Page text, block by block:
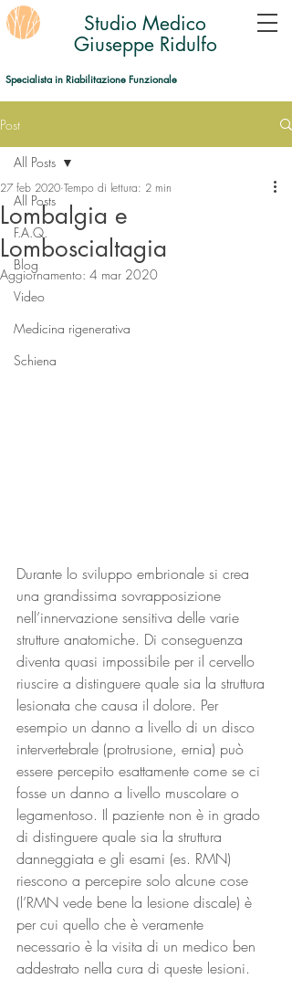
Specialista in Riabilitazione Funzionale
Studio Medico
Giuseppe Ridulfo
Post
All Posts
F.A.Q.
Blog
Video
Medicina rigenerativa
Schiena
All Posts
Lombalgia e
Lomboscialtagia
27 feb 2020 Tempo di lettura: 2 min
Aggiornamento: 4 mar 2020
Durante lo sviluppo embrionale si crea
una grandissima sovrapposizione
nell’innervazione sensitiva delle varie
strutture anatomiche. Di conseguenza
diventa quasi impossibile per il cervello
riuscire a distinguere quale sia la struttura
lesionata che causa il dolore. Per
esempio un danno a livello di un disco
intervertebrale (protrusione, ernia) può
essere percepito esattamente come se ci
fosse un danno a livello muscolare o
legamentoso. Il paziente non è in grado
di distinguere quale sia la struttura
danneggiata e gli esami (es. RMN)
riescono a percepire solo alcune cose
(l’RMN vede bene la lesione discale) è
per cui quello che è veramente
necessario è la visita di un medico ben
addestrato nella cura di queste lesioni.